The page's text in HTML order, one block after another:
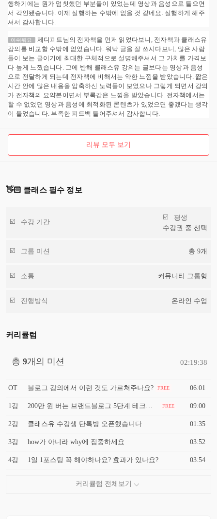
행하기에는 뭔가 멈칫했던 부분들이 있었는데 영상과 음성으로 들으면
서 각인됐습니다. 이제 실행하는 수밖에 없을 것 같네요. 실행하게 해주
셔서 감사합니다.
아쉬워요
제디피트님의 전자책을 먼저 읽었다보니, 전자책과 클래스유
강의를 비교할 수밖에 없었습니다. 워낙 글을 잘 쓰시다보니, 많은 사람
들이 보는 글이기에 최대한 구체적으로 설명해주셔서 그 가치를 가격보
다 높게 느꼈습니다. 그에 반해 클래스유 강의는 글보다는 영상과 음성
으로 전달하게 되는데 전자책에 비해서는 약한 느낌을 받았습니다. 짧은
시간 안에 많은 내용을 압축하신 노력들이 보였으나 그렇게 되면서 강의
가 전자책의 요약본이면서 부록같은 느낌을 받았습니다. 전자책에서는
할 수 없었던 영상과 음성에 최적화된 콘텐츠가 있었으면 좋겠다는 생각
이 들었습니다. 부족한 피드백 들어주셔서 감사합니다.
리뷰 모두 보기
👋🏻 클래스 필수 정보
수강 기간
평생
수강권 중 선택
그룹 미션 총 9개
소통 커뮤니티 그룹형
진행방식 온라인 수업
커리큘럼
총 9개의 미션 02:19:38
OT 블로그 강의에서 이런 것도 가르쳐주나요? FREE 06:01
1강 FREE 09:00
2강 클래스유 수강생 단톡방 오픈했습니다 01:35
3강 how가 아니라 why에 집중하세요 03:52
4강 1일 1포스팅 꼭 해야하나요? 효과가 있나요? 03:54